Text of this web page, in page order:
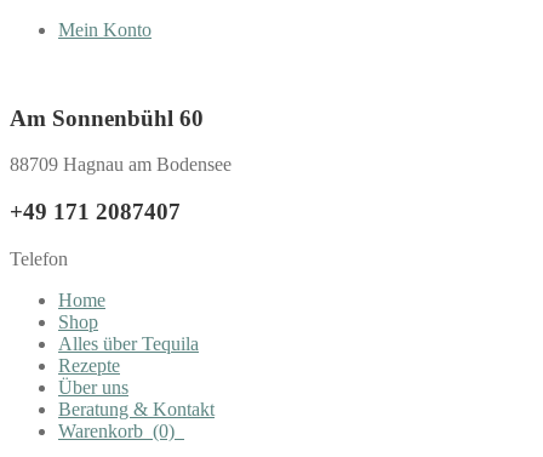
Mein Konto
Am Sonnenbühl 60
88709 Hagnau am Bodensee
+49 171 2087407
Telefon
Home
Shop
Alles über Tequila
Rezepte
Über uns
Beratung & Kontakt
Warenkorb (0)